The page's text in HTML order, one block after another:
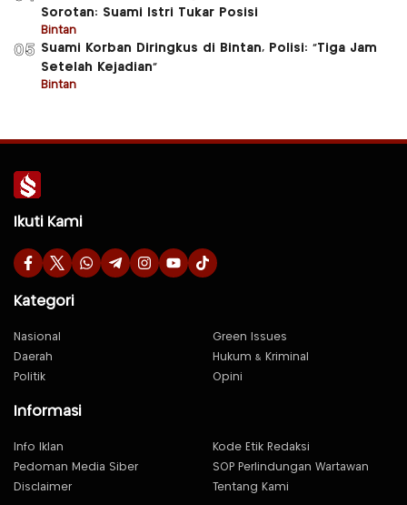
Sorotan: Suami Istri Tukar Posisi
Bintan
05 Suami Korban Diringkus di Bintan, Polisi: “Tiga Jam
Setelah Kejadian”
Bintan
Ikuti Kami
Kategori
Nasional
Green Issues
Daerah
Hukum & Kriminal
Politik
Opini
Informasi
Info Iklan
Kode Etik Redaksi
Pedoman Media Siber
SOP Perlindungan Wartawan
Disclaimer
Tentang Kami